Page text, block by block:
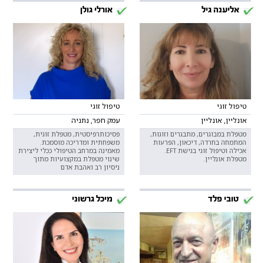
אליענה גיל
טיפול זוגי
אונליין, אונליין
מטפלת במבוגרים, מתבגרים וזוגות,
המתמחה בחרדה, דיכאון, הפרעות
אכילה וטיפול זוגי בגישת EFT.
מטפלת אונליין.
אורלי גולן
טיפול זוגי
עמק חפר, נתניה
פסיכותרפיסטית, מטפלת זוגית,
משפחתית ומדריכה מוסמכת.
מאמינה במרחב הטיפולי ככלי ליצירת
שינוי מטפלת במקצועיות מתוך
ניסיון רב ואהבת אדם
טובי פלד מיכל גרשוני